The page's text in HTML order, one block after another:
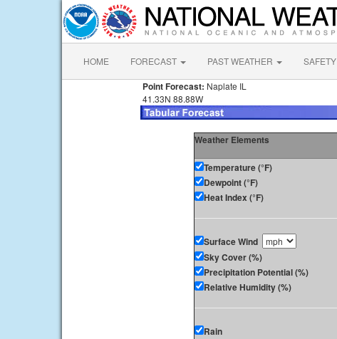
HOME FORECAST PAST WEATHER SAFETY
Point Forecast: Naplate IL
41.33N 88.88W
Weather Elements
Temperature (°F)
Dewpoint (°F)
Heat Index (°F)
Surface Wind
Sky Cover (%)
Precipitation Potential (%)
Relative Humidity (%)
Rain